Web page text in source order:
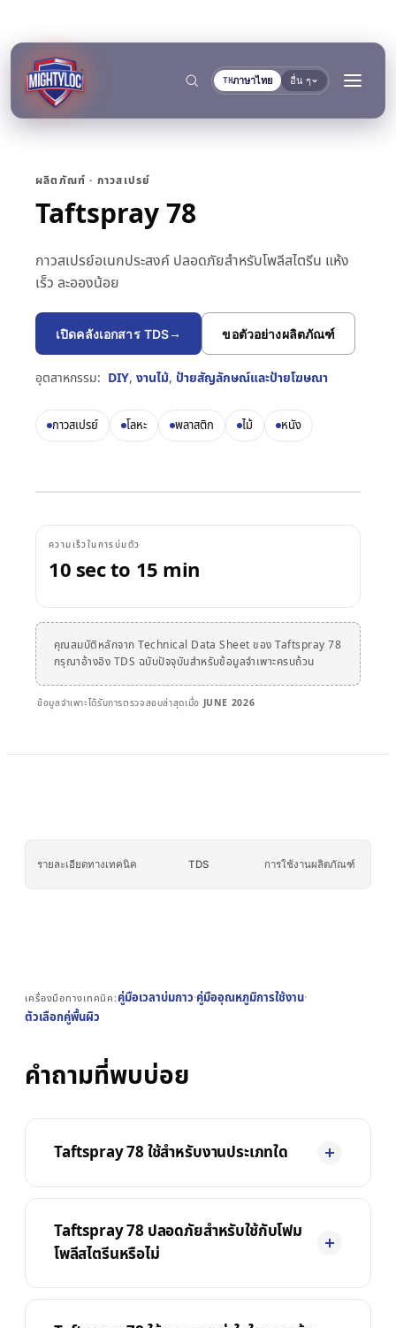
THภาษาไทย อื่น ๆ
→
Krystal 1000 กาวยูวี
Krystal 4000
Taftflex 6221
TaftGrip
→
เทปโฟมอะคริลิก
AFT 1080GF เทปโฟมอะคริลิก
งานก่อสร้างและผลิต
การผลิตโลหะ
งานก่อสร้าง
งานไม้
การขนส่งและการเดินเรือ
ผู้ผลิตรถโดยสารและรถ
ตลาดอะไหล่ยานยนต์
ตามประเภทพื้นผิว
เลือกตามวัสดุ
ชิ้นส่วนเกลียวโลหะ
→
เอกสาร
คลังเอกสาร TDS
เอกสารข้อมูลความ
ปลอดภัย
เครื่องมือเลือกพื้นผิว
คู่มือเวลาบ่มกาว
การประกาศ RoHS
ค้นหา
ผลิตภัณฑ์ · กาวสเปรย์
Taftspray 78
กาวสเปรย์อเนกประสงค์ ปลอดภัยสำหรับโพลีสไตรีน แห้ง
เร็ว ละอองน้อย
เปิดคลังเอกสาร TDS→ ขอตัวอย่างผลิตภัณฑ์
อุตสาหกรรม: DIY, งานไม้, ป้ายสัญลักษณ์และป้ายโฆษณา
กาวสเปรย์ โลหะ พลาสติก ไม้ หนัง
ความเร็วในการบ่มตัว
10 sec to 15 min
คุณสมบัติหลักจาก Technical Data Sheet ของ Taftspray 78
กรุณาอ้างอิง TDS ฉบับปัจจุบันสำหรับข้อมูลจำเพาะครบถ้วน
ข้อมูลจำเพาะได้รับการตรวจสอบล่าสุดเมื่อ JUNE 2026
รายละเอียดทางเทคนิค TDS การใช้งานผลิตภัณฑ์
เครื่องมือทางเทคนิค:คู่มือเวลาบ่มกาว·คู่มืออุณหภูมิการใช้งาน·
ตัวเลือกคู่พื้นผิว
คำถามที่พบบ่อย
Taftspray 78 ใช้สำหรับงานประเภทใด
Taftspray 78 ปลอดภัยสำหรับใช้กับโฟม
โพลีสไตรีนหรือไม่